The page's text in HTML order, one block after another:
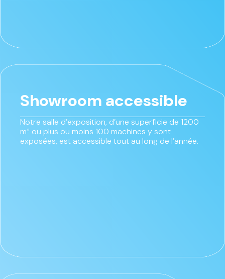
Showroom accessible
Notre salle d’exposition, d’une superficie de 1200
m² ou plus ou moins 100 machines y sont
exposées, est accessible tout au long de l’année.